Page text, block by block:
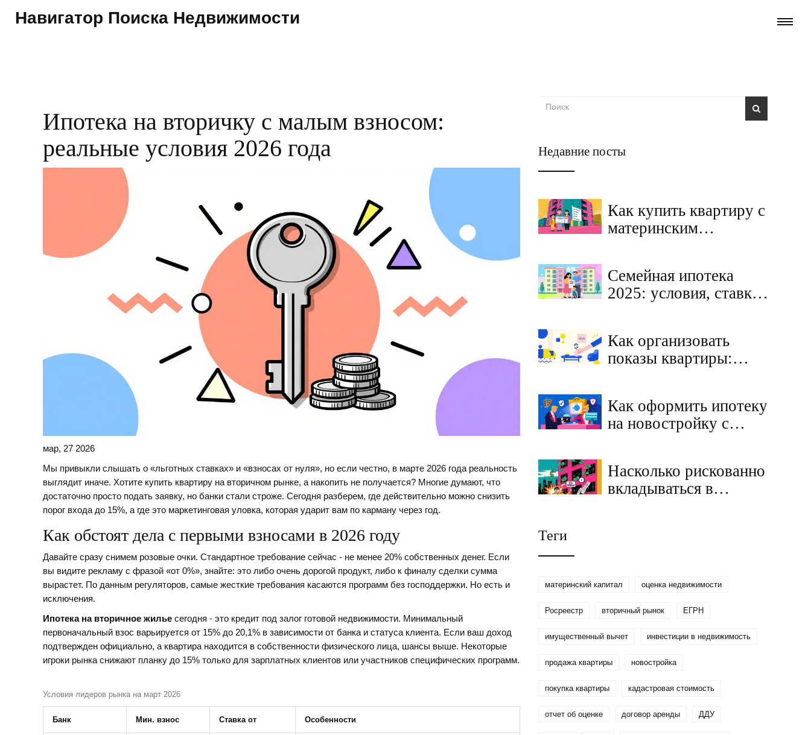
Навигатор Поиска Недвижимости
Ипотека на вторичку с малым взносом:
реальные условия 2026 года
мар, 27 2026
Мы привыкли слышать о «льготных ставках» и «взносах от нуля», но если честно, в марте 2026 года реальность
выглядит иначе. Хотите купить квартиру на вторичном рынке, а накопить не получается? Многие думают, что
достаточно просто подать заявку, но банки стали строже. Сегодня разберем, где действительно можно снизить
порог входа до 15%, а где это маркетинговая уловка, которая ударит вам по карману через год.
Как обстоят дела с первыми взносами в 2026 году
Давайте сразу снимем розовые очки. Стандартное требование сейчас - не менее 20% собственных денег. Если
вы видите рекламу с фразой «от 0%», знайте: это либо очень дорогой продукт, либо к финалу сделки сумма
вырастет. По данным регуляторов, самые жесткие требования касаются программ без господдержки. Но есть и
исключения.
Ипотека на вторичное жилье сегодня - это кредит под залог готовой недвижимости. Минимальный
первоначальный взос варьируется от 15% до 20,1% в зависимости от банка и статуса клиента. Если ваш доход
подтвержден официально, а квартира находится в собственности физического лица, шансы выше. Некоторые
игроки рынка снижают планку до 15% только для зарплатных клиентов или участников специфических программ.
Условия лидеров рынка на март 2026
Банк Мин. взнос Ставка от Особенности
Недавние посты
Как купить квартиру с
материнским
пошаговый порядок
сделки
Семейная ипотека
2025: условия, ставки
Как организовать
показы квартиры:
впустую
Как оформить ипотеку
на новостройку с
2025
Насколько рискованно
вкладываться в
Теги
материнский капитал оценка недвижимости
Росреестр вторичный рынок ЕГРН
имущественный вычет инвестиции в недвижимость
продажа квартиры новостройка
покупка квартиры кадастровая стоимость
отчет об оценке договор аренды ДДУ